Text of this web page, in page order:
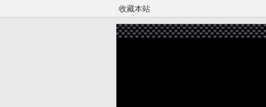
收藏本站